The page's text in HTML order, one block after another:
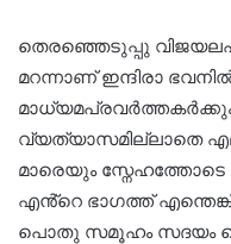
തെരഞ്ഞെടുപ്പു
മറന്നാണ് ഇന്ദിരാ
മാരെയും
എൻ്റെ ഭാഗത്ത്
പൊതു സമൂഹം സദയം